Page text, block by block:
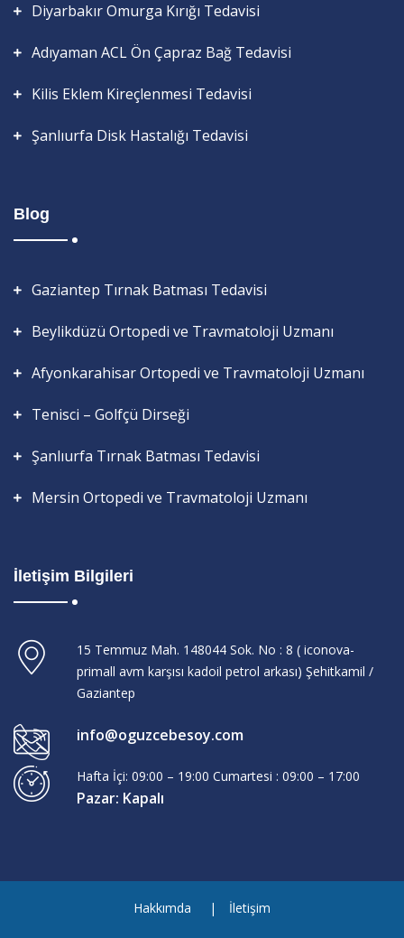
Diyarbakır Omurga Kırığı Tedavisi
Adıyaman ACL Ön Çapraz Bağ Tedavisi
Kilis Eklem Kireçlenmesi Tedavisi
Şanlıurfa Disk Hastalığı Tedavisi
Blog
Gaziantep Tırnak Batması Tedavisi
Beylikdüzü Ortopedi ve Travmatoloji Uzmanı
Afyonkarahisar Ortopedi ve Travmatoloji Uzmanı
Tenisci – Golfçü Dirseği
Şanlıurfa Tırnak Batması Tedavisi
Mersin Ortopedi ve Travmatoloji Uzmanı
İletişim Bilgileri
15 Temmuz Mah. 148044 Sok. No : 8 ( iconova-
primall avm karşısı kadoil petrol arkası) Şehitkamil /
Gaziantep
info@oguzcebesoy.com
Hafta İçi: 09:00 – 19:00 Cumartesi : 09:00 – 17:00
Pazar: Kapalı
Hakkımda İletişim